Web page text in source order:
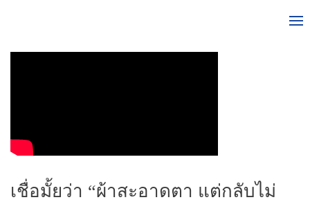
เชื่อมั้ยว่า “ผ้าสะอาดตา แต่กลับไม่